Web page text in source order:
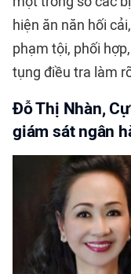
hiện ăn năn hối
phạm tội, phối
tụng điều tra làm
Đỗ Thị Nhàn,
giám sát ngân